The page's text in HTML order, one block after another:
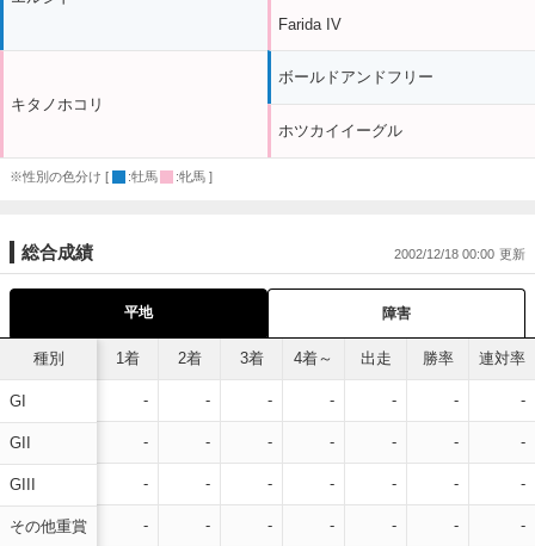
キタノホコリ
Farida IV
ボールドアンドフリー
ホツカイイーグル
※性別の色分け [ :牡馬 :牝馬 ]
総合成績 2002/12/18 00:00
平地 障害
種別
GI
GII
GIII
その他重賞
1着 2着 3着 4着～ 出走 勝率 連対率
- - - - - - -
- - - - - - -
- - - - - - -
- - - - - - -